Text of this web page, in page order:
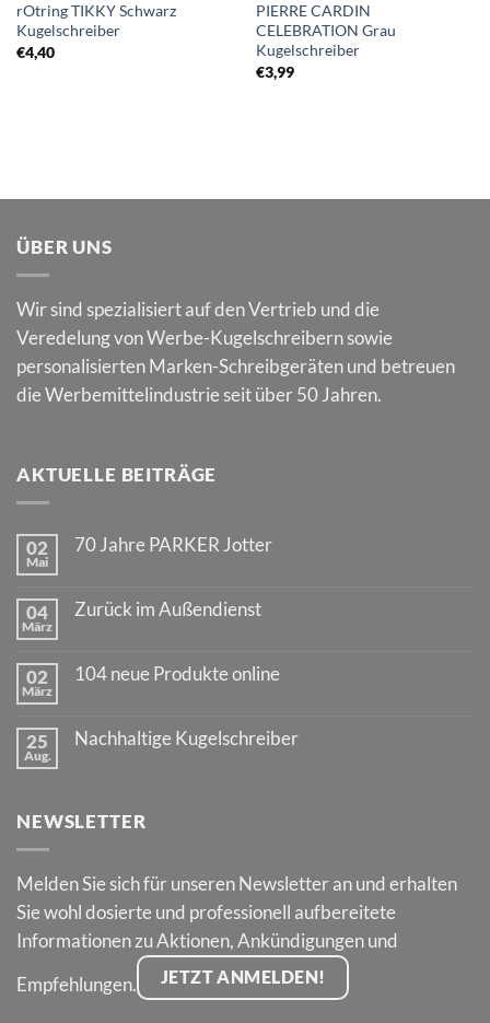
rOtring TIKKY Schwarz
Kugelschreiber
€4,40
PIERRE CARDIN
CELEBRATION Grau
Kugelschreiber
€3,99
ÜBER UNS
Wir sind spezialisiert auf den Vertrieb und die
Veredelung von Werbe-Kugelschreibern sowie
personalisierten Marken-Schreibgeräten und betreuen
die Werbemittelindustrie seit über 50 Jahren.
AKTUELLE BEITRÄGE
02
Mai
70 Jahre PARKER Jotter
70
04
März
Zurück im Außendienst
Zurück
02
März
104 neue Produkte online
104
25
Aug.
Nachhaltige Kugelschreiber
Kugelschreiber
NEWSLETTER
Melden Sie sich für unseren Newsletter an und erhalten
Sie wohl dosierte und professionell aufbereitete
Informationen zu Aktionen, Ankündigungen und
Empfehlungen.
JETZT ANMELDEN!